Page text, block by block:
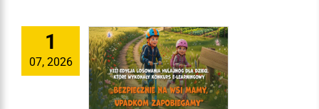
1
07, 2026